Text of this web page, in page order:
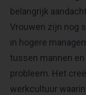
belangrijk
Vrouwen zijn nog
in hogere
tussen mannen
probleem. Het
werkcultuur